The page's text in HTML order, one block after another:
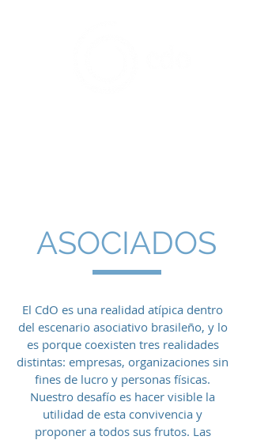
ASOCIADOS
El CdO es una realidad atípica dentro
del escenario asociativo brasileño, y lo
es porque coexisten tres realidades
distintas: empresas, organizaciones sin
fines de lucro y personas físicas.
Nuestro desafío es hacer visible la
utilidad de esta convivencia y
proponer a todos sus frutos. Las